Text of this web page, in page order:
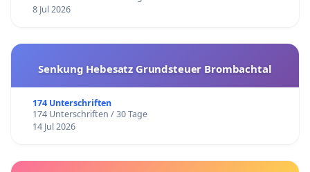
8 Jul 2026
Senkung Hebesatz Grundsteuer Brombachtal
174 Unterschriften
174 Unterschriften / 30 Tage
14 Jul 2026